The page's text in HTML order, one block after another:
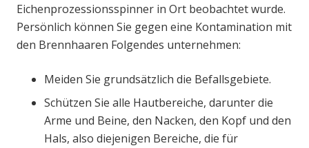
Eichenprozessionsspinner in Ort beobachtet wurde.
Persönlich können Sie gegen eine Kontamination mit
den Brennhaaren Folgendes unternehmen:
Meiden Sie grundsätzlich die Befallsgebiete.
Schützen Sie alle Hautbereiche, darunter die
Arme und Beine, den Nacken, den Kopf und den
Hals, also diejenigen Bereiche, die für